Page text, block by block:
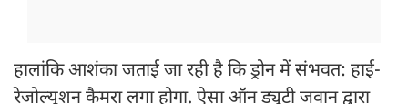
हालांकि आशंका जताई जा रही है कि ड्रोन में संभवत: हाई-
रेजोल्यूशन कैमरा लगा होगा. ऐसा ऑन ड्यूटी जवान द्वारा